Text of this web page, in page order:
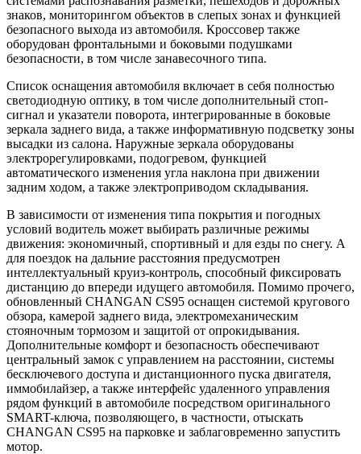
знаков, мониторингом объектов в слепых зонах и функцией
безопасного выхода из автомобиля. Кроссовер также
оборудован фронтальными и боковыми подушками
безопасности, в том числе занавесочного типа.
Список оснащения автомобиля включает в себя полностью
светодиодную оптику, в том числе дополнительный стоп-
сигнал и указатели поворота, интегрированные в боковые
зеркала заднего вида, а также информативную подсветку зоны
высадки из салона. Наружные зеркала оборудованы
электрорегулировками, подогревом, функцией
автоматического изменения угла наклона при движении
задним ходом, а также электроприводом складывания.
В зависимости от изменения типа покрытия и погодных
условий водитель может выбирать различные режимы
движения: экономичный, спортивный и для езды по снегу. А
для поездок на дальние расстояния предусмотрен
интеллектуальный круиз-контроль, способный фиксировать
дистанцию до впереди идущего автомобиля. Помимо прочего,
обновленный CHANGAN CS95 оснащен системой кругового
обзора, камерой заднего вида, электромеханическим
стояночным тормозом и защитой от опрокидывания.
Дополнительные комфорт и безопасность обеспечивают
центральный замок с управлением на расстоянии, системы
бесключевого доступа и дистанционного пуска двигателя,
иммобилайзер, а также интерфейс удаленного управления
рядом функций в автомобиле посредством оригинального
SMART-ключа, позволяющего, в частности, отыскать
CHANGAN CS95 на парковке и заблаговременно запустить
мотор.